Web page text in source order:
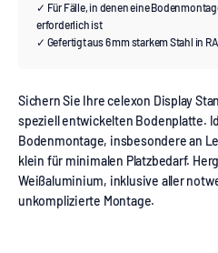
✓ Für Fälle, in denen eine
erforderlich ist
✓ Gefertigt aus 6 mm starkem Stahl in
Sichern Sie Ihre celexon Display
speziell entwickelten Bodenplatte.
Bodenmontage, insbesondere an
klein für minimalen Platzbedarf.
Weißaluminium, inklusive aller
unkomplizierte Montage.